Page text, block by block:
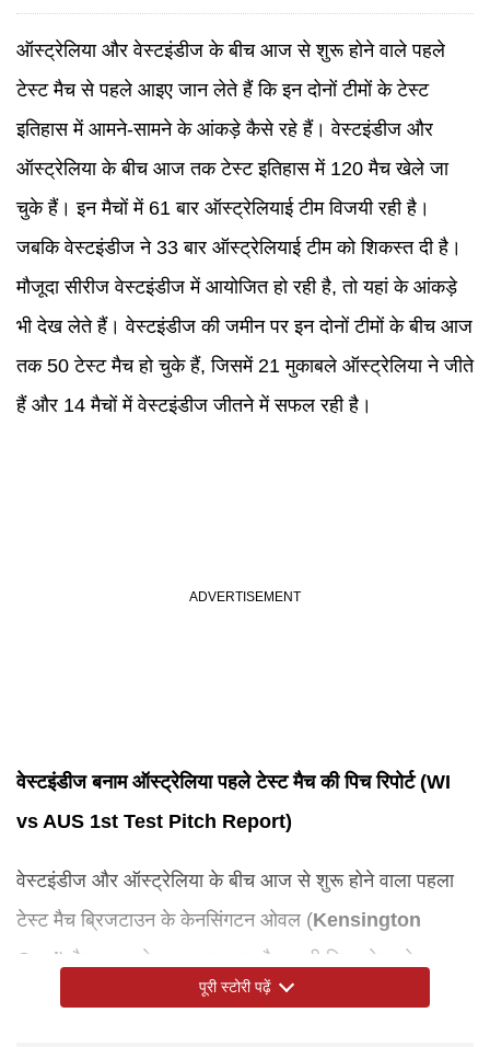
ऑस्ट्रेलिया और वेस्टइंडीज के बीच आज से शुरू होने वाले पहले
टेस्ट मैच से पहले आइए जान लेते हैं कि इन दोनों टीमों के टेस्ट
इतिहास में आमने-सामने के आंकड़े कैसे रहे हैं। वेस्टइंडीज और
ऑस्ट्रेलिया के बीच आज तक टेस्ट इतिहास में 120 मैच खेले जा
चुके हैं। इन मैचों में 61 बार ऑस्ट्रेलियाई टीम विजयी रही है।
जबकि वेस्टइंडीज ने 33 बार ऑस्ट्रेलियाई टीम को शिकस्त दी है।
मौजूदा सीरीज वेस्टइंडीज में आयोजित हो रही है, तो यहां के आंकड़े
भी देख लेते हैं। वेस्टइंडीज की जमीन पर इन दोनों टीमों के बीच आज
तक 50 टेस्ट मैच हो चुके हैं, जिसमें 21 मुकाबले ऑस्ट्रेलिया ने जीते
हैं और 14 मैचों में वेस्टइंडीज जीतने में सफल रही है।
वेस्टइंडीज बनाम ऑस्ट्रेलिया पहले टेस्ट मैच की पिच रिपोर्ट (WI
vs AUS 1st Test Pitch Report)
वेस्टइंडीज और ऑस्ट्रेलिया के बीच आज से शुरू होने वाला पहला
टेस्ट मैच ब्रिजटाउन के केनसिंगटन ओवल (Kensington
Oval) मैदान पर खेला जाएगा। इस मैदान की पिच हमेशा से एक
हाई-स्कोरिंग विकेट साबित हुई है जहां बल्लेबाजों ने जमकर रनों की
पूरी स्टोरी पढ़ें